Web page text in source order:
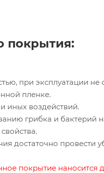
покрытия:
при эксплуатации не
пленке.
иных воздействий.
грибка и бактерий
достаточно провести
покрытие наносится